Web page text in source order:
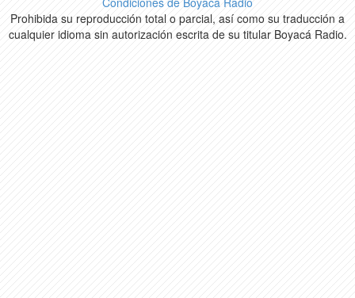
Prohibida su reproducción total o parcial, así como su traducción a
cualquier idioma sin autorización escrita de su titular Boyacá Radio.